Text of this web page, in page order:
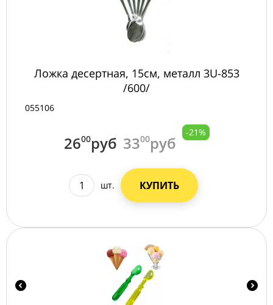
Ложка десертная, 15см, металл 3U-853
/600/
055106
2600руб 3300руб
-21%
шт. КУПИТЬ